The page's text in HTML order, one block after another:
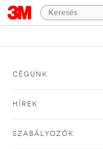
CÉGÜNK
HÍREK
SZABÁLYOZÓK